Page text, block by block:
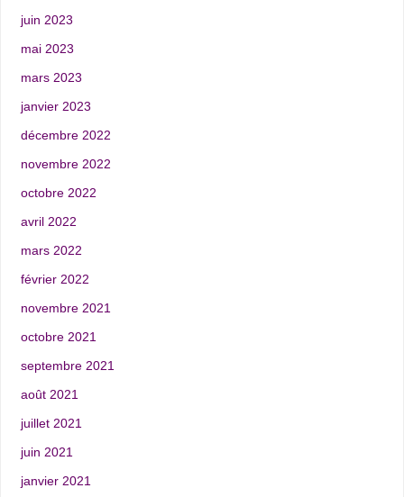
juin 2023
mai 2023
mars 2023
janvier 2023
décembre 2022
novembre 2022
octobre 2022
avril 2022
mars 2022
février 2022
novembre 2021
octobre 2021
septembre 2021
août 2021
juillet 2021
juin 2021
janvier 2021